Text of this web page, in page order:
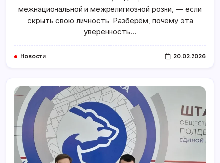
Контента
Теряют
Маски
межнациональной и межрелигиозной розни, — если
скрыть свою личность. Разберём, почему эта
уверенность…
Новости 20.02.2026